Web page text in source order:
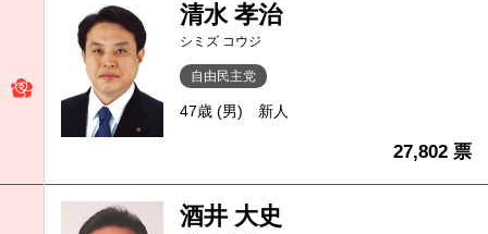
清水 孝治
シミズ コウジ
自由民主党
47歳 (男) 新人
27,802 票
酒井 大史